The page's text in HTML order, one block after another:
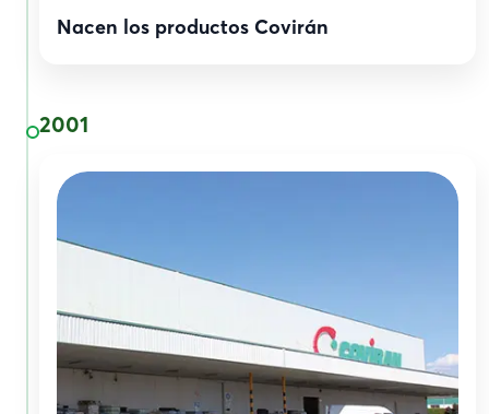
Nacen los productos Covirán
2001